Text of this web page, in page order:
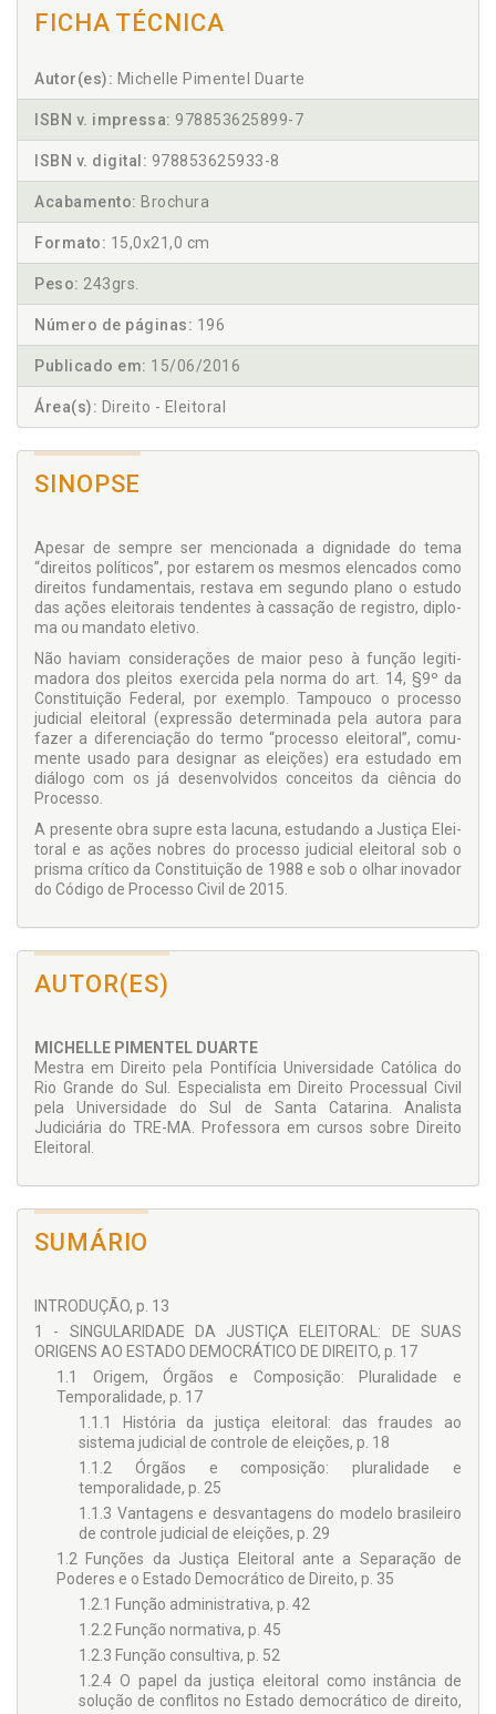
FICHA TÉCNICA
Autor(es): Michelle Pimentel Duarte
ISBN v. impressa: 978853625899-7
ISBN v. digital: 978853625933-8
Acabamento: Brochura
Formato: 15,0x21,0 cm
Peso: 243grs.
Número de páginas: 196
Publicado em: 15/06/2016
Área(s): Direito - Eleitoral
SINOPSE
Apesar de sempre ser mencionada a dignidade do tema
“direitos políticos”, por estarem os mesmos elencados como
direitos fundamentais, restava em segundo plano o estudo
das ações eleitorais tendentes à cassação de registro, diplo­
ma ou mandato eletivo.
Não haviam considerações de maior peso à função legiti­
madora dos pleitos exercida pela norma do art. 14, §9º da
Constituição Federal, por exemplo. Tampouco o processo
judicial eleitoral (expressão determinada pela autora para
fazer a diferenciação do termo “processo eleitoral”, comu­
mente usado para designar as eleições) era estudado em
diálogo com os já desenvolvidos conceitos da ciência do
Processo.
A presente obra supre esta lacuna, estudando a Justiça Elei­
toral e as ações nobres do processo judicial eleitoral sob o
prisma crítico da Constituição de 1988 e sob o olhar inova­dor
do Código de Processo Civil de 2015.
AUTOR(ES)
MICHELLE PIMENTEL DUARTE
Mestra em Direito pela Pon­tifícia Universidade Católica do
Rio Grande do Sul. Espe­cialista em Direito Processual Civil
pela Universidade do Sul de Santa Catarina. Analista
Judiciária do TRE-MA. Profes­sora em cursos sobre Direito
Eleitoral.
SUMÁRIO
INTRODUÇÃO, p. 13
1 - SINGULARIDADE DA JUSTIÇA ELEITORAL: DE SUAS
ORIGENS AO ESTADO DEMOCRÁTICO DE DIREITO, p. 17
1.1 Origem, Órgãos e Composição: Pluralidade e
Temporalidade, p. 17
1.1.1 História da justiça eleitoral: das fraudes ao
sistema judicial de controle de eleições, p. 18
1.1.2 Órgãos e composição: pluralidade e
temporalidade, p. 25
1.1.3 Vantagens e desvantagens do modelo brasileiro
de controle judicial de eleições, p. 29
1.2 Funções da Justiça Eleitoral ante a Separação de
Poderes e o Estado Democrático de Direito, p. 35
1.2.1 Função administrativa, p. 42
1.2.2 Função normativa, p. 45
1.2.3 Função consultiva, p. 52
1.2.4 O papel da justiça eleitoral como instância de
solução de conflitos no Estado democrático de direito,